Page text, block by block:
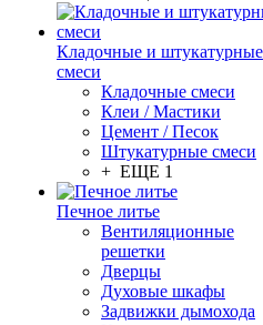
Кладочные и штукатурные
смеси
Кладочные смеси
Клеи / Мастики
Цемент / Песок
Штукатурные смеси
+ ЕЩЕ 1
Печное литье
Вентиляционные
решетки
Дверцы
Духовые шкафы
Задвижки дымохода